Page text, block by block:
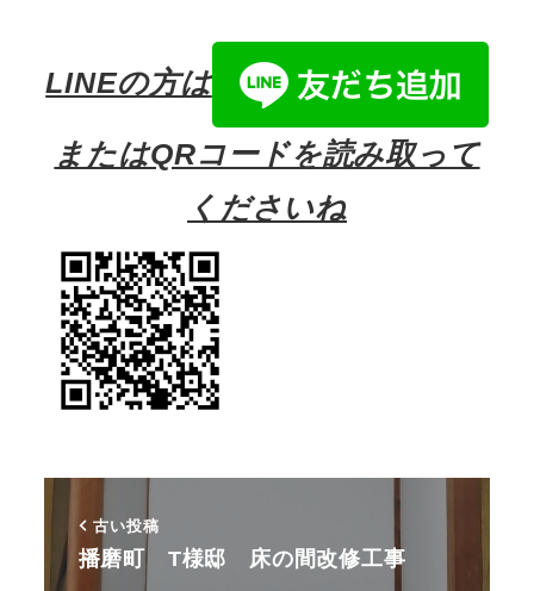
LINEの方は
またはQRコードを読み取って
くださいね
古い投稿
播磨町 T様邸 床の間改修工事